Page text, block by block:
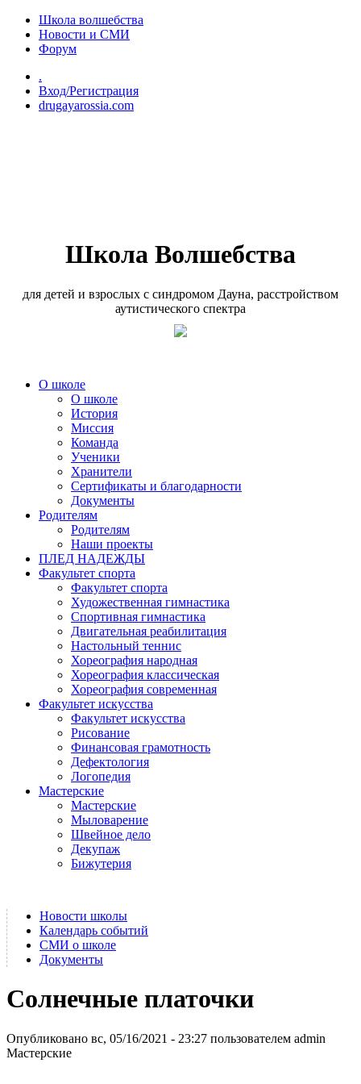
Перейти к основному содержанию
Школа волшебства
Новости и СМИ
Форум
.
Вход/Регистрация
drugayarossia.com
Школа Волшебства
для детей и взрослых с синдромом Дауна, расстройством
аутистического спектра
О школе
О школе
История
Миссия
Команда
Ученики
Хранители
Сертификаты и благодарности
Документы
Родителям
Родителям
Наши проекты
ПЛЕД НАДЕЖДЫ
Факультет спорта
Факультет спорта
Художественная гимнастика
Спортивная гимнастика
Двигательная реабилитация
Настольный теннис
Хореография народная
Хореография классическая
Хореография современная
Факультет искусства
Факультет искусства
Рисование
Финансовая грамотность
Дефектология
Логопедия
Мастерские
Мастерские
Мыловарение
Швейное дело
Декупаж
Бижутерия
Новости школы
Календарь событий
СМИ о школе
Документы
Солнечные платочки
Опубликовано вс, 05/16/2021 - 23:27 пользователем admin
Мастерские